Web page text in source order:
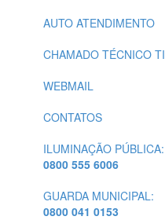
AUTO ATENDIMENTO
CHAMADO TÉCNICO TI
WEBMAIL
CONTATOS
ILUMINAÇÃO PÚBLICA:
0800 555 6006
GUARDA MUNICIPAL:
0800 041 0153